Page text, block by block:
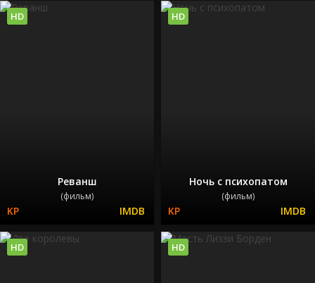
Реванш
(фильм)
HD
Ночь с психопатом
(фильм)
HD
HD HD